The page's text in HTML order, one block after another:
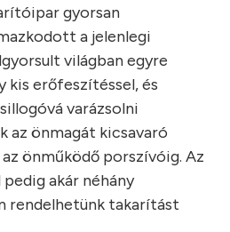
gyorsan
a jelenlegi
világban egyre
kis erőfeszítéssel, és
varázsolni
az önmagát kicsavaró
önműködő porszívóig. Az
akár néhány
rendelhetünk takarítást